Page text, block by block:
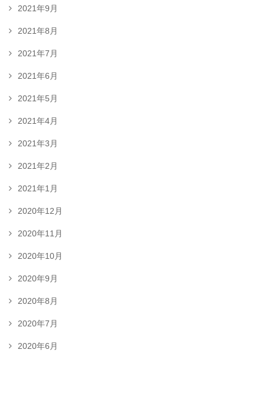
2021年9月
2021年8月
2021年7月
2021年6月
2021年5月
2021年4月
2021年3月
2021年2月
2021年1月
2020年12月
2020年11月
2020年10月
2020年9月
2020年8月
2020年7月
2020年6月